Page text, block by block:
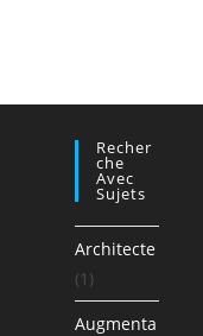
Recher
Che
Avec
Sujets
Architecte
(1)
Augmenta